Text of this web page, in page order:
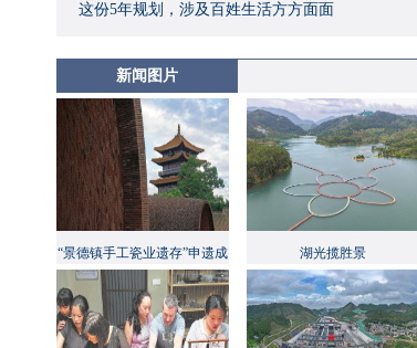
这份5年规划，涉及百姓生活方方面面
新闻图片
“景德镇手工瓷业遗存”申遗成
湖光揽胜景